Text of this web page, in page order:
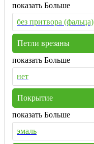
показать Больше
без притвора (фальца)
Петли врезаны
показать Больше
нет
Покрытие
показать Больше
эмаль